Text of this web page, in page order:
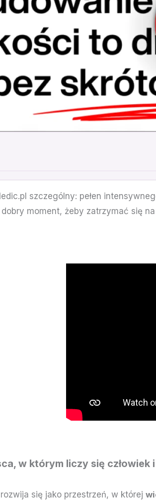
szczególny: pełen
moment, żeby zatrzymać się
w którym liczy się człowiek
rozwija się jako przestrzeń, w której